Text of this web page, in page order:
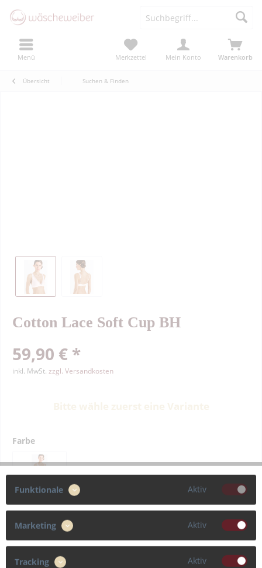
Menü Warenkorb
Merkzettel Mein Konto
Übersicht Suchen & Finden
Cotton Lace Soft Cup BH
59,90 € *
inkl. MwSt. zzgl. Versandkosten
Farbe
70 85
Cup
Funktionale Aktiv
Marketing Aktiv
Tracking Aktiv